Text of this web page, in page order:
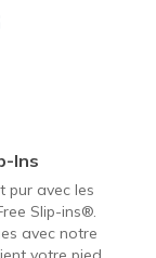
Ins
pur avec les
Slip-ins®.
avec notre